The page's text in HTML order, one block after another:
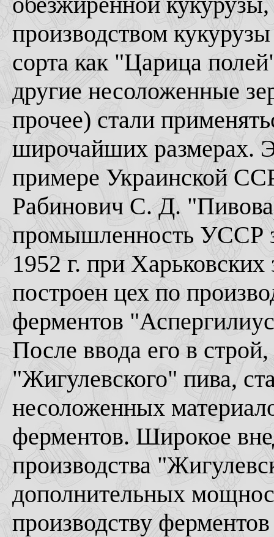
производством
сорта как "Царица
другие несоложенные
прочее) стали
широчайших размерах.
примере Украинской
Рабинович С. Д.
промышленность УССР
1952 г. при
построен цех по
ферментов
После ввода его в
"Жигулевского" пива,
несоложенных
ферментов. Широкое
производства
дополнительных
производству